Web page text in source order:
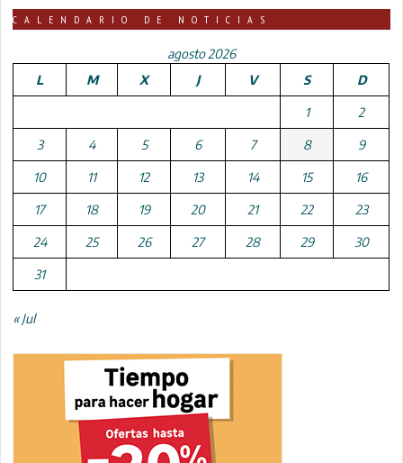
CALENDARIO DE NOTICIAS
agosto 2026
L
M X J V S D
1 2
3 4 5 6 7 8 9
10 11 12 13 14 15 16
17 18 19 20 21 22 23
24 25 26 27 28 29 30
31
« Jul